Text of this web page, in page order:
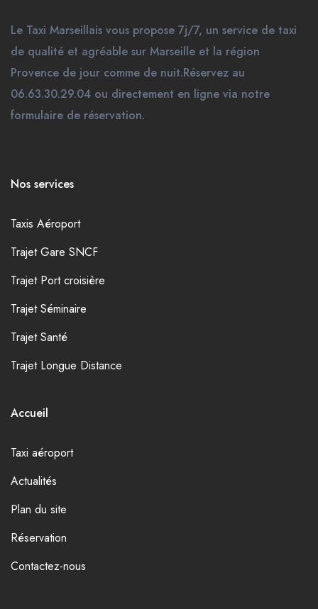
Le Taxi Marseillais vous propose 7j/7, un service de taxi
de qualité et agréable sur Marseille et la région
Provence de jour comme de nuit.Réservez au
06.63.30.29.04 ou directement en ligne via notre
formulaire de réservation.
Nos services
Taxis Aéroport
Trajet Gare SNCF
Trajet Port croisière
Trajet Séminaire
Trajet Santé
Trajet Longue Distance
Accueil
Taxi aéroport
Actualités
Plan du site
Réservation
Contactez-nous